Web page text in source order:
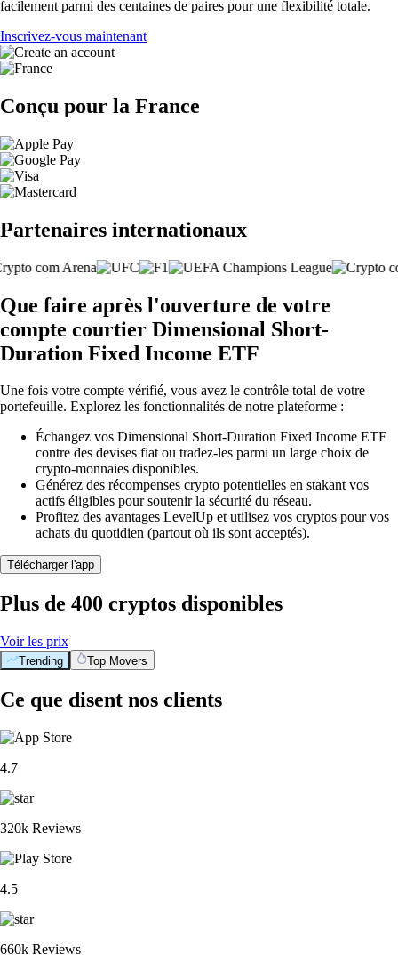
facilement parmi des centaines de paires pour une flexibilité totale.
Inscrivez-vous maintenant
Conçu pour la France
Partenaires internationaux
Que faire après l'ouverture de votre
compte courtier Dimensional Short-
Duration Fixed Income ETF
Une fois votre compte vérifié, vous avez le contrôle total de votre
portefeuille. Explorez les fonctionnalités de notre plateforme :
Échangez vos Dimensional Short-Duration Fixed Income ETF
contre des devises fiat ou tradez-les parmi un large choix de
crypto-monnaies disponibles.
Générez des récompenses crypto potentielles en stakant vos
actifs éligibles pour soutenir la sécurité du réseau.
Profitez des avantages LevelUp et utilisez vos cryptos pour vos
achats du quotidien (partout où ils sont acceptés).
Télécharger l'app
Plus de 400 cryptos disponibles
Voir les prix
Trending Top Movers
Ce que disent nos clients
4.7
320k Reviews
4.5
660k Reviews